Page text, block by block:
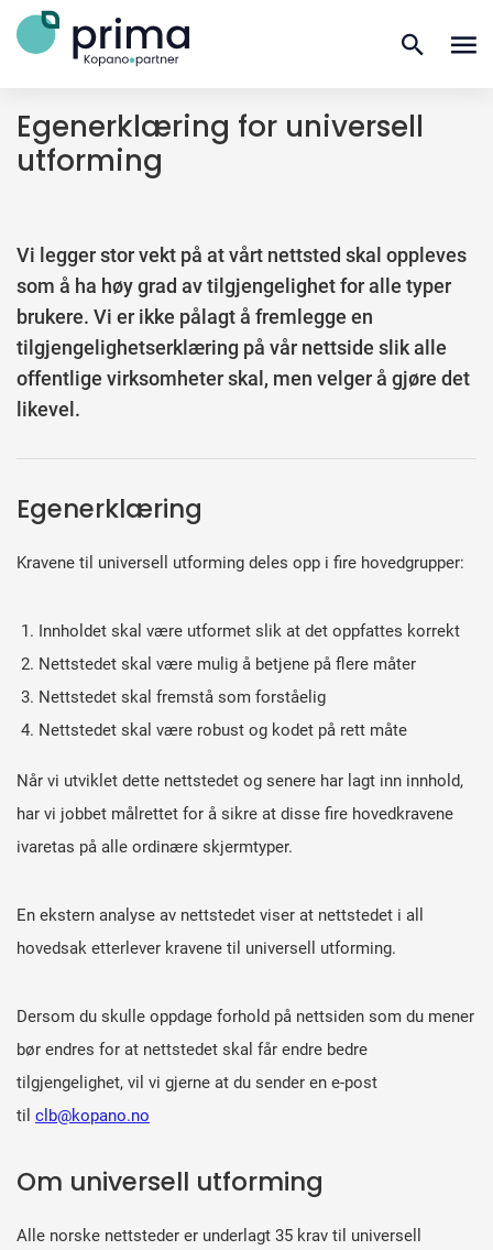
escala
Til innhold
Gå til forsiden
Egenerklæring for universell
utforming
Vi legger stor vekt på at vårt nettsted skal oppleves
som å ha høy grad av tilgjengelighet for alle typer
brukere. Vi er ikke pålagt å fremlegge en
tilgjengelighetserklæring på vår nettside slik alle
offentlige virksomheter skal, men velger å gjøre det
likevel.
Egenerklæring
Kravene til universell utforming deles opp i fire hovedgrupper:
Innholdet skal være utformet slik at det oppfattes korrekt
Nettstedet skal være mulig å betjene på flere måter
Nettstedet skal fremstå som forståelig
Nettstedet skal være robust og kodet på rett måte
Når vi utviklet dette nettstedet og senere har lagt inn innhold,
har vi jobbet målrettet for å sikre at disse fire hovedkravene
ivaretas på alle ordinære skjermtyper.
En ekstern analyse av nettstedet viser at nettstedet i all
hovedsak etterlever kravene til universell utforming.
Dersom du skulle oppdage forhold på nettsiden som du mener
bør endres for at nettstedet skal får endre bedre
tilgjengelighet, vil vi gjerne at du sender en e-post
til clb@kopano.no
Om universell utforming
Alle norske nettsteder er underlagt 35 krav til universell